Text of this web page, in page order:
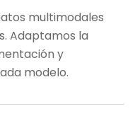
multimodales
Adaptamos la
y
modelo.